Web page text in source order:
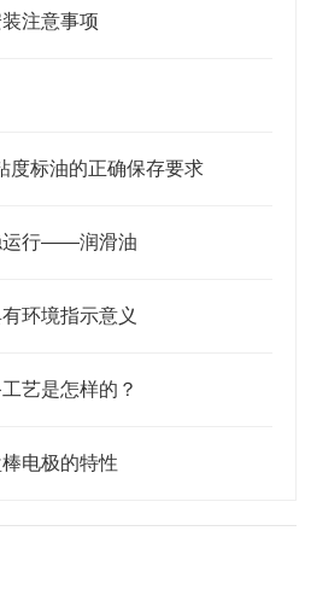
注意事项
度标油的正确保存要求
运行——润滑油
环境指示意义
艺是怎样的？
电极的特性